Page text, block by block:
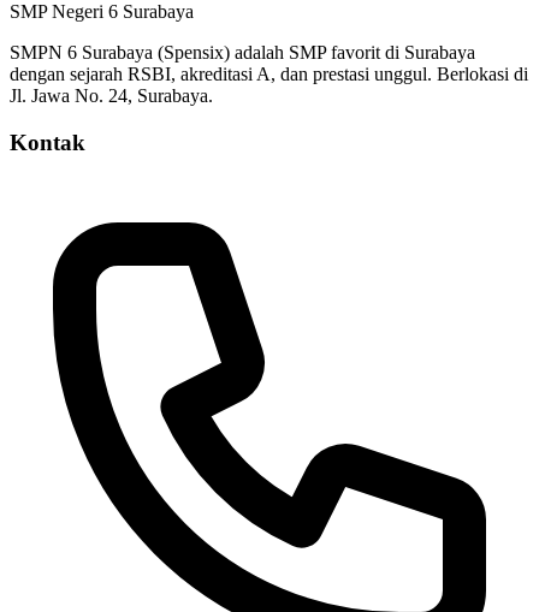
SMP Negeri 6 Surabaya
SMPN 6 Surabaya (Spensix) adalah SMP favorit di Surabaya
dengan sejarah RSBI, akreditasi A, dan prestasi unggul. Berlokasi di
Jl. Jawa No. 24, Surabaya.
Kontak